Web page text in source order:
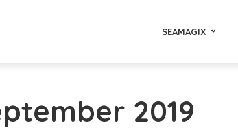
SEAMAGIX
2019